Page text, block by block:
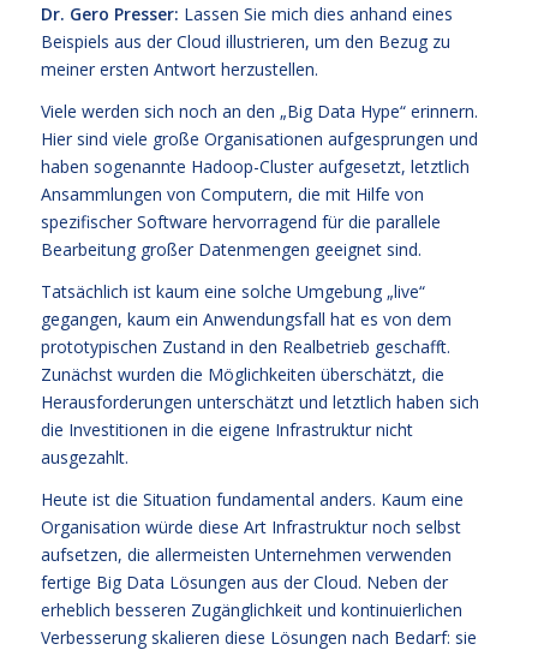
Dr. Gero Presser: Lassen Sie mich dies anhand eines
Beispiels aus der Cloud illustrieren, um den Bezug zu
meiner ersten Antwort herzustellen.
Viele werden sich noch an den „Big Data Hype“ erinnern.
Hier sind viele große Organisationen aufgesprungen und
haben sogenannte Hadoop-Cluster aufgesetzt, letztlich
Ansammlungen von Computern, die mit Hilfe von
spezifischer Software hervorragend für die parallele
Bearbeitung großer Datenmengen geeignet sind.
Tatsächlich ist kaum eine solche Umgebung „live“
gegangen, kaum ein Anwendungsfall hat es von dem
prototypischen Zustand in den Realbetrieb geschafft.
Zunächst wurden die Möglichkeiten überschätzt, die
Herausforderungen unterschätzt und letztlich haben sich
die Investitionen in die eigene Infrastruktur nicht
ausgezahlt.
Heute ist die Situation fundamental anders. Kaum eine
Organisation würde diese Art Infrastruktur noch selbst
aufsetzen, die allermeisten Unternehmen verwenden
fertige Big Data Lösungen aus der Cloud. Neben der
erheblich besseren Zugänglichkeit und kontinuierlichen
Verbesserung skalieren diese Lösungen nach Bedarf: sie